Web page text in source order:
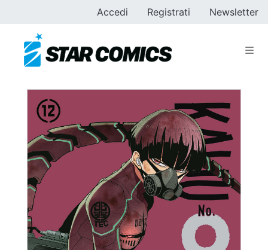
Accedi Registrati Newsletter